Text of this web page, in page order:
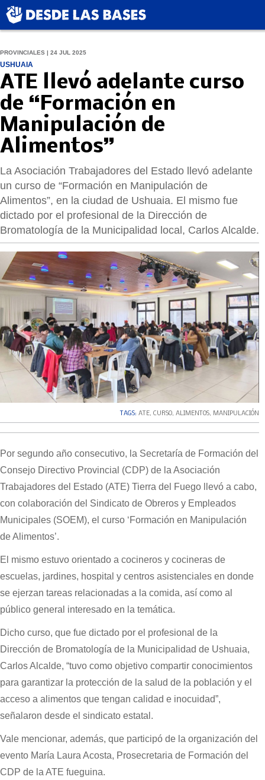
PROVINCIALES | 24 JUL 2025
USHUAIA
ATE llevó adelante curso
de “Formación en
Manipulación de
Alimentos”
La Asociación Trabajadores del Estado llevó adelante
un curso de “Formación en Manipulación de
Alimentos”, en la ciudad de Ushuaia. El mismo fue
dictado por el profesional de la Dirección de
Bromatología de la Municipalidad local, Carlos Alcalde.
‹ ›
TAGS: ATE, CURSO, ALIMENTOS, MANIPULACIÓN
Por segundo año consecutivo, la Secretaría de Formación del
Consejo Directivo Provincial (CDP) de la Asociación
Trabajadores del Estado (ATE) Tierra del Fuego llevó a cabo,
con colaboración del Sindicato de Obreros y Empleados
Municipales (SOEM), el curso ‘Formación en Manipulación
de Alimentos’.
El mismo estuvo orientado a cocineros y cocineras de
escuelas, jardines, hospital y centros asistenciales en donde
se ejerzan tareas relacionadas a la comida, así como al
público general interesado en la temática.
Dicho curso, que fue dictado por el profesional de la
Dirección de Bromatología de la Municipalidad de Ushuaia,
Carlos Alcalde, “tuvo como objetivo compartir conocimientos
para garantizar la protección de la salud de la población y el
acceso a alimentos que tengan calidad e inocuidad”,
señalaron desde el sindicato estatal.
Vale mencionar, además, que participó de la organización del
evento María Laura Acosta, Prosecretaria de Formación del
CDP de la ATE fueguina.